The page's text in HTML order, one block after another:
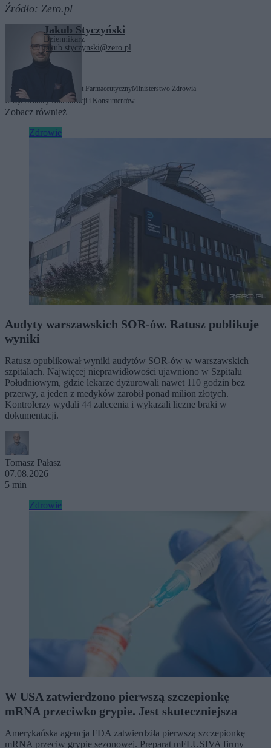
Źródło: Zero.pl
Jakub Styczyński
Dziennikarz
jakub.styczynski@zero.pl
Tagi: Główny Inspektorat FarmaceutycznyMinisterstwo Zdrowia
Urząd Ochrony Konkurencji i Konsumentów
Zobacz również
Zdrowie
Audyty warszawskich SOR-ów. Ratusz publikuje
wyniki
Ratusz opublikował wyniki audytów SOR-ów w warszawskich
szpitalach. Najwięcej nieprawidłowości ujawniono w Szpitalu
Południowym, gdzie lekarze dyżurowali nawet 110 godzin bez
przerwy, a jeden z medyków zarobił ponad milion złotych.
Kontrolerzy wydali 44 zalecenia i wykazali liczne braki w
dokumentacji.
Tomasz Pałasz
07.08.2026
5 min
Zdrowie
W USA zatwierdzono pierwszą szczepionkę
mRNA przeciwko grypie. Jest skuteczniejsza
Amerykańska agencja FDA zatwierdziła pierwszą szczepionkę
mRNA przeciw grypie sezonowej. Preparat mFLUSIVA firmy